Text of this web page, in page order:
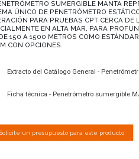
Extracto del Catálogo General -
Ficha técnica - Penetrómetro sumergible